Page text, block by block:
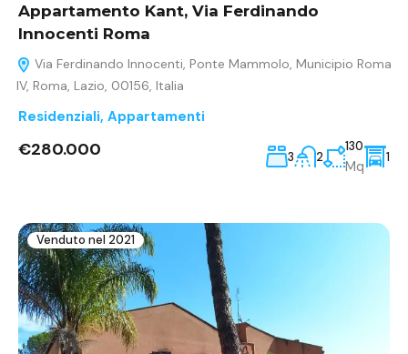
Appartamento Kant, Via Ferdinando
Innocenti Roma
Via Ferdinando Innocenti, Ponte Mammolo, Municipio Roma
IV, Roma, Lazio, 00156, Italia
Residenziali, Appartamenti
€280.000 3 2
130
Mq
1
Venduto nel 2021